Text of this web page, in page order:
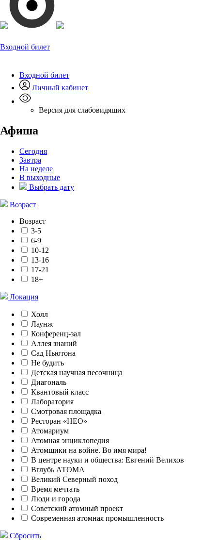
Входной билет
Входной билет
Личный кабинет
Версия для слабовидящих
Афиша
Сегодня
Завтра
На неделе
В выходные
Выбрать дату
Возраст
Возраст
3-5
6-9
10-12
13-16
17-21
18+
Локация
Холл
Лаунж
Конференц-зал
Аллея знаний
Сад Ньютона
Не будить
Детская научная песочница
Диагональ
Квантовый класс
Лаборатория
Смотровая площадка
Ресторан «НЕО»
Атомариум
Атомная энциклопедия
Атомщики на войне. Во имя мира!
В центре науки и общества: Евгений Велихов
Вглубь АТОМА
Великий Северный поход
Время мечтать
Люди и города
Советский атомный проект
Современная атомная промышленность
Сбросить